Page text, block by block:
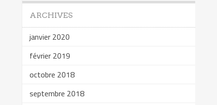
ARCHIVES
janvier 2020
février 2019
octobre 2018
septembre 2018